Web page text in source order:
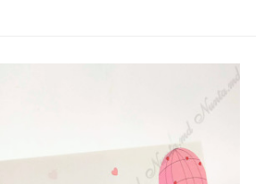
SHOWROOM
РАСПОЛОЖЕННЫЙ В
ЦЕНТРЕ СТОЛИЦЫ